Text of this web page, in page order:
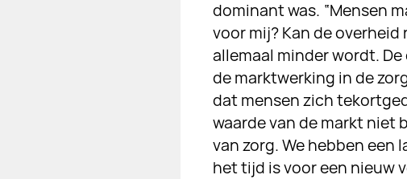
dominant was. “Mensen
voor mij? Kan de
allemaal minder wordt.
de marktwerking in de
dat mensen zich
waarde van de markt niet
van zorg. We hebben een
het tijd is voor een nieuw